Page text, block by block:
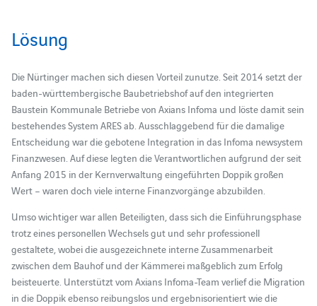
Lösung
Die Nürtinger machen sich diesen Vorteil zunutze. Seit 2014 setzt der
baden-württembergische Baubetriebshof auf den integrierten
Baustein Kommunale Betriebe von Axians Infoma und löste damit sein
bestehendes System ARES ab. Ausschlaggebend für die damalige
Entscheidung war die gebotene Integration in das Infoma newsystem
Finanzwesen. Auf diese legten die Verantwortlichen aufgrund der seit
Anfang 2015 in der Kernverwaltung eingeführten Doppik großen
Wert – waren doch viele interne Finanzvorgänge abzubilden.
Umso wichtiger war allen Beteiligten, dass sich die Einführungsphase
trotz eines personellen Wechsels gut und sehr professionell
gestaltete, wobei die ausgezeichnete interne Zusammenarbeit
zwischen dem Bauhof und der Kämmerei maßgeblich zum Erfolg
beisteuerte. Unterstützt vom Axians Infoma-Team verlief die Migration
in die Doppik ebenso reibungslos und ergebnisorientiert wie die